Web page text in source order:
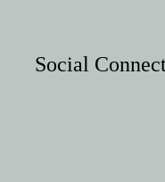
Social